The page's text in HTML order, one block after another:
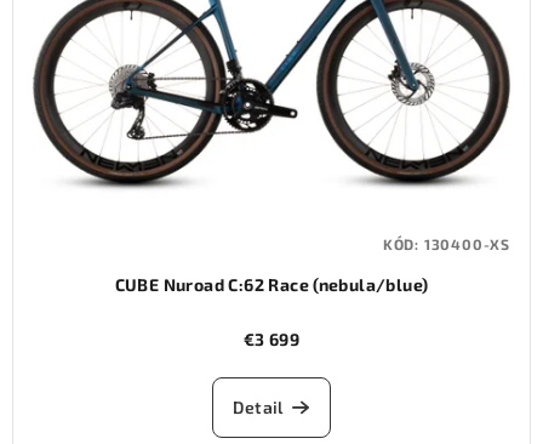
CUBE Nuroad C:62 Race (nebula/blue)
€3 699
Detail
KÓD: 130400-XS